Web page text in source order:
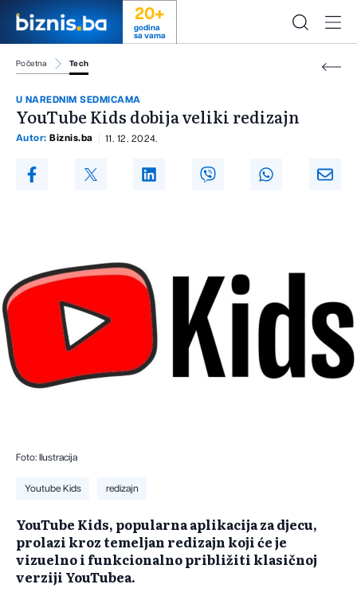
20+
godina
sa vama
Početna Tech
U NAREDNIM SEDMICAMA
YouTube Kids dobija veliki redizajn
Autor: Biznis.ba 11. 12. 2024.
Foto: Ilustracija
Youtube Kids redizajn
YouTube Kids, popularna aplikacija za djecu,
prolazi kroz temeljan redizajn koji će je
vizuelno i funkcionalno približiti klasičnoj
verziji YouTubea.